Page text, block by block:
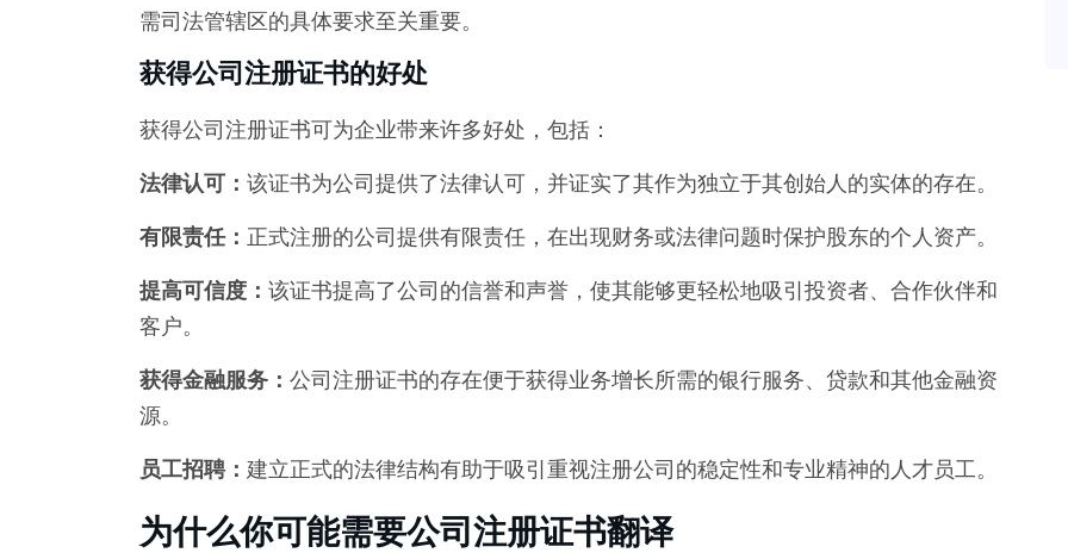
需司法管辖区的具体要求至关重要。
获得公司注册证书的好处
获得公司注册证书可为企业带来许多好处，包括：
法律认可： 该证书为公司提供了法律认可，并证实了其作为独立于其创始人的实体的存在。
有限责任： 正式注册的公司提供有限责任，在出现财务或法律问题时保护股东的个人资产。
提高可信度： 该证书提高了公司的信誉和声誉，使其能够更轻松地吸引投资者、合作伙伴和
客户。
获得金融服务： 公司注册证书的存在便于获得业务增长所需的银行服务、贷款和其他金融资
源。
员工招聘： 建立正式的法律结构有助于吸引重视注册公司的稳定性和专业精神的人才员工。
为什么你可能需要公司注册证书翻译